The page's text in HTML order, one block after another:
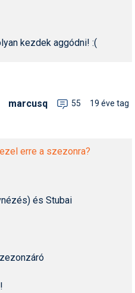
kezdek aggódni! :(
marcusq 55 19 éve tag
erre a szezonra?
és Stubai